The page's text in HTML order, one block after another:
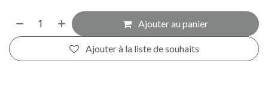
Ajouter au panier
Ajouter à la liste de souhaits